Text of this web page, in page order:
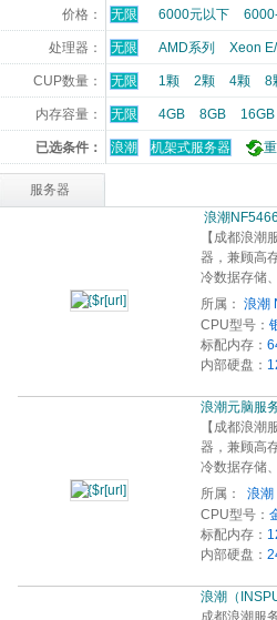
价格：
无限 6000元以下
处理器： 无限 AMD系列 Xeon
CUP数量： 无限 1颗 2颗 4颗 8
内存容量： 无限 4GB 8GB 16GB
已选条件： 浪潮 机架式服务器
服务器
 浪潮
【成都浪
器，兼顾高
冷数据存储
所属： 浪
CPU型号：
标配内存：
内部硬盘：
浪潮元脑服务
【成都浪
器，兼顾高
冷数据存储
所属：

CPU型号：
标配内存：
内部硬盘：
浪潮（
成都浪潮服